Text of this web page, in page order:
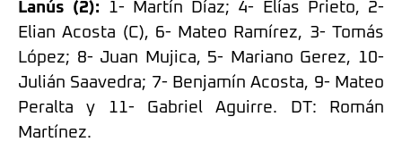
Lanús (2):
1- Martín Díaz; 4- Elías Prieto, 2-
Elian Acosta (C), 6- Mateo Ramírez, 3- Tomás
López; 8- Juan Mujica, 5- Mariano Gerez, 10-
Julián Saavedra; 7- Benjamín Acosta, 9- Mateo
Peralta y 11- Gabriel Aguirre. DT: Román
Martínez.